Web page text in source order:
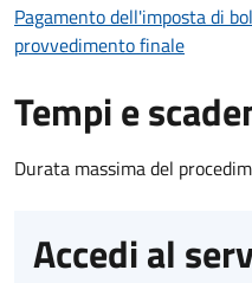
Pagamento dell'imposta di
provvedimento finale
Tempi e
Durata massima del
Accedi al